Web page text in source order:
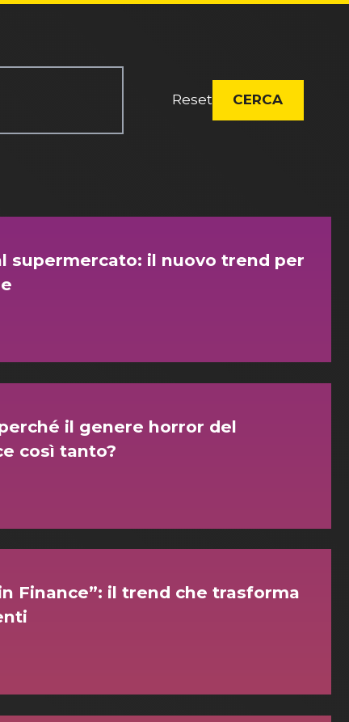
Reset CERCA
supermercato: il nuovo trend per
il genere horror del
così tanto?
Finance”: il trend che trasforma